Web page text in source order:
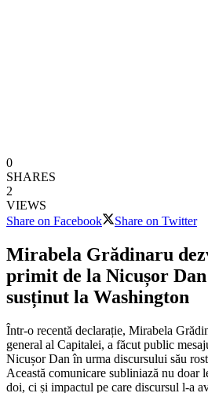
0
SHARES
2
VIEWS
Share on Facebook
Share on Twitter
Mirabela Grădinaru
primit de la Nicușor
susținut la Washington
Într-o recentă declarație, Mirabela
general al Capitalei, a făcut public
Nicușor Dan în urma discursului său
Această comunicare subliniază nu doar
doi, ci și impactul pe care discursul l-a